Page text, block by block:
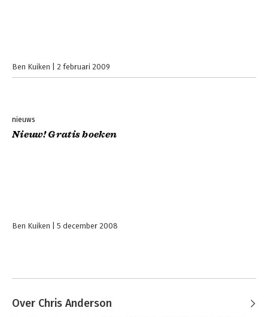
Ben Kuiken 2 februari 2009
nieuws
Nieuw! Gratis boeken
Ben Kuiken 5 december 2008
Over Chris Anderson